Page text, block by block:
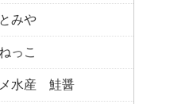
みや
っこ
水産 鮭醤